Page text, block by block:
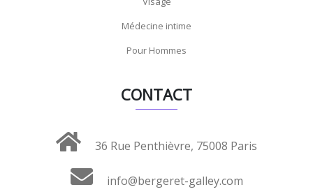
Médecine intime
Pour Hommes
CONTACT
36 Rue Penthièvre, 75008 Paris
info@bergeret-galley.com